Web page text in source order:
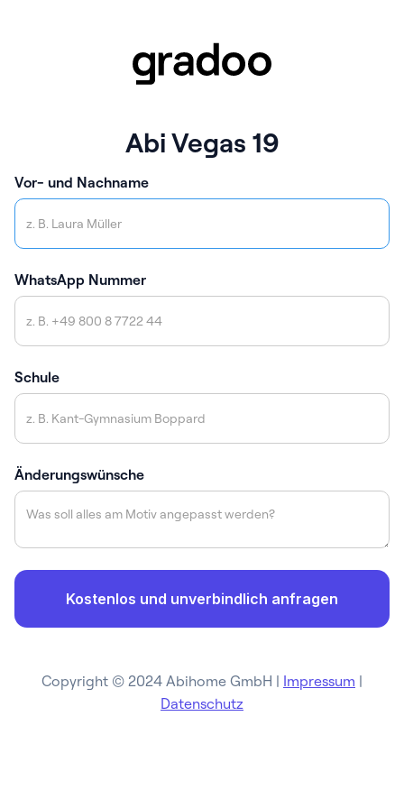
Abi Vegas 19
Vor- und Nachname
WhatsApp Nummer
Schule
Änderungswünsche
Copyright © 2024 Abihome GmbH | Impressum |
Datenschutz